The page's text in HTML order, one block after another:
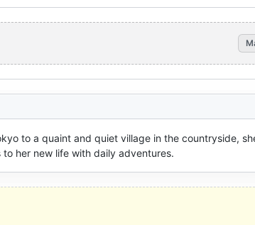
to a quaint and quiet village in the countryside,
her new life with daily adventures.